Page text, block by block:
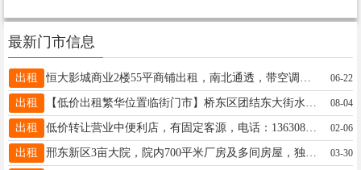
最新门市信息
出租 06-22
出租 08-04
出租 低价转让营业中便利店，有固定客源，电话：13630897428 02-06
出租 03-30